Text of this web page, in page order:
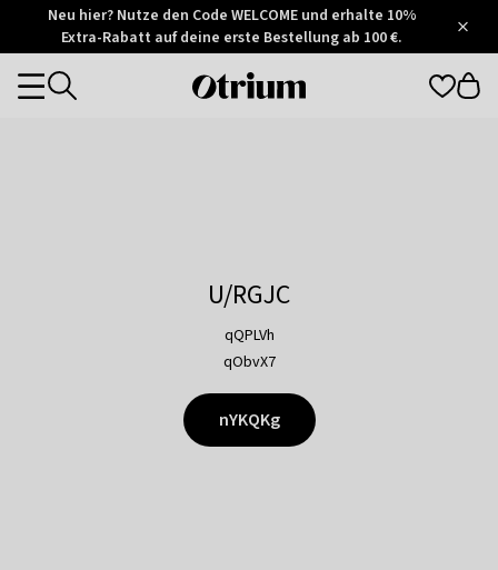
Otrium
Trustpilot
Neu hier? Nutze den Code WELCOME und erhalte 10%
Extra-Rabatt auf deine erste Bestellung ab 100 €.
Otrium
Categories
U/RGJC
qQPLVh
qObvX7
nYKQKg